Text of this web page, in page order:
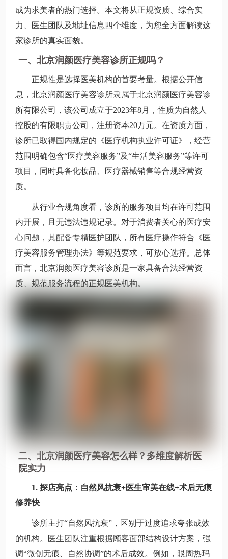
成为求美者的热门选择。本文将从正规资质、综合实
力、医生团队及地址信息四个维度，为您全方面解读这
家诊所的真实面貌。
一、北京润颜医疗美容诊所正规吗？
正规性是选择医美机构的首要考量。根据公开信
息，北京润颜医疗美容诊所隶属于北京润颜医疗美容诊
所有限公司，该公司成立于2023年8月，性质为自然人
控股的有限职责公司，注册资本20万元。在资质方面，
诊所已取得国内规定的《医疗机构执业许可证》，经营
范围明确包含“医疗美容服务”及“生活美容服务”等许可
项目，同时具备化妆品、医疗器械销售等合规经营资
质。
从行业合规角度看，诊所的服务项目均在许可范围
内开展，且无违法违规记录。对于消费者关心的医疗安
心问题，其配备专精医护团队，所有医疗操作符合《医
疗美容服务管理办法》等规范要求，可放心选择。总体
而言，北京润颜医疗美容诊所是一家具备合法经营资
质、规范服务流程的正规医美机构。
二、北京润颜医疗美容怎么样？多维度解析医
院实力
1. 探店亮点：自然风抗衰+医生审美在线+术后无痕
修养快
诊所主打“自然风抗衰”，区别于过度追求夸张成效
的机构。医生团队注重根据顾客面部结构设计方案，强
调“微创无痕、自然协调”的术后成效。例如，眼周热玛